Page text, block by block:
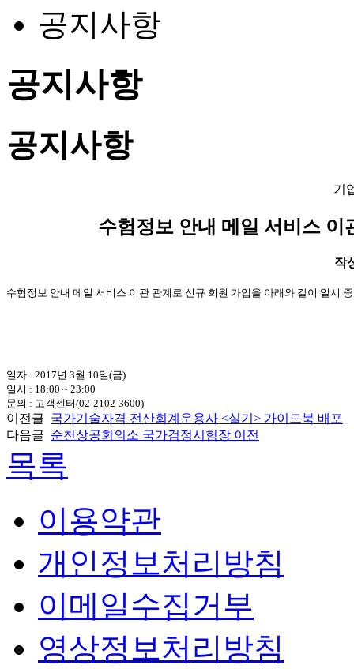
공지사항
공지사항
공지사항
기
수험정보 안내 메일 서비스
작
수험정보 안내 메일 서비스 이관 관계로 신규 회원 가입을 아래와 같이 일시
일자 : 2017년 3월 10일(금)
일시 : 18:00 ~ 23:00
문의 : 고객센터(02-2102-3600)
이전글 국가기술자격 전산회계운용사 <실기> 가이드북 배포
다음글 순천상공회의소 국가검정시험장 이전
목록
이용약관
개인정보처리방침
이메일수집거부
영상정보처리방침